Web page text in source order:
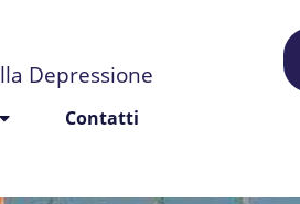
Depressione
Contatti